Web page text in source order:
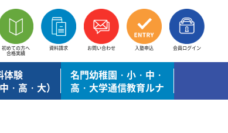
初めての方へ
合格実績
資料請求 お問い合わせ 入塾申込 会員ログイン
体験
・高・大）
名門幼稚園・小・中・
高・大学通信教育ルナ